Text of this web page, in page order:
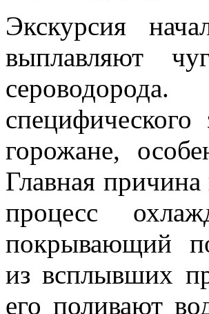
Экскурсия
выплавляют
сероводорода.
горожане,
Главная
процесс
покрывающий
из всплывших
его поливают